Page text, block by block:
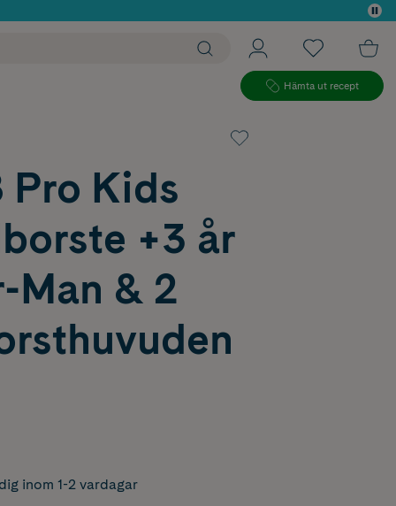
Hämta ut recept
Pro Kids
+3 år
Man & 2
inom 1-2 vardagar